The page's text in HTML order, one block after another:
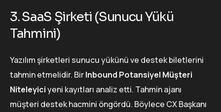
3. SaaS Şirketi (Sunucu Yükü
Tahmini)
Yazılım şirketleri sunucu yükünü ve destek biletlerini
tahmin etmelidir. BirInbound Potansiyel Müşteri
Niteleyiciyeni kayıtları analiz etti. Tahmin ajanı
müşteri destek hacmini öngördü. Böylece CX Başkanı